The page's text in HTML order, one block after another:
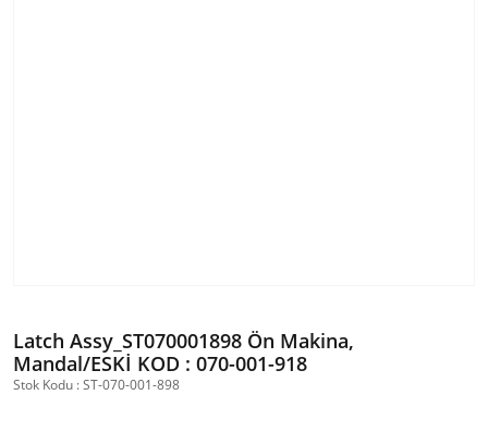
Latch Assy_ST070001898 Ön Makina,
Mandal/ESKİ KOD : 070-001-918
Stok Kodu : ST-070-001-898